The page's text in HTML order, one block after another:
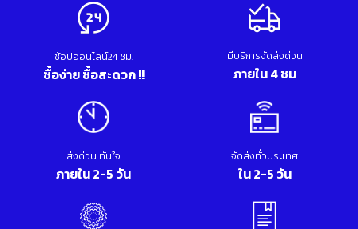
ช้อปออนไลน์24 ชม.
ซื้อง่าย ซื้อสะดวก !!
มีบริการจัดส่งด่วน
ภายใน 4 ชม
ส่งด่วน ทันใจ
ภายใน 2-5 วัน
จัดส่งทั่วประเทศ
ใน 2-5 วัน